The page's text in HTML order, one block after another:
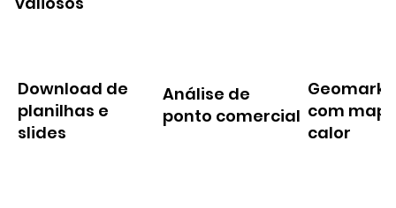
Download de
planilhas e
slides
Análise de
ponto comercial com
calor